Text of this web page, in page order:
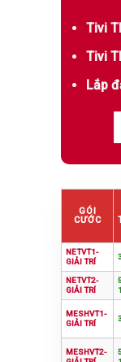
Tivi
Tivi
Lắp
GÓI
CƯỚC
NETVT1-
GIẢI TRÍ
NETVT2-
GIẢI TRÍ
MESHVT1-
GIẢI TRÍ
MESHVT2-